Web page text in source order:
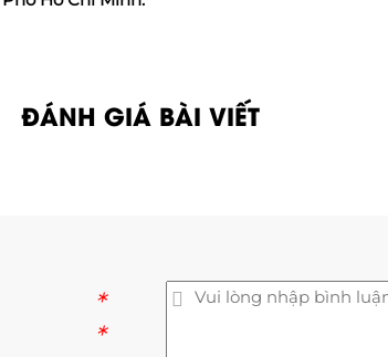
ĐÁNH GIÁ BÀI VIẾT
*
*